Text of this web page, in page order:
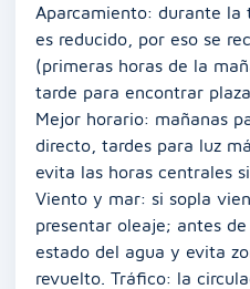
Aparcamiento: durante
es reducido, por eso se
(primeras horas de la
tarde para encontrar
Mejor horario: mañanas
directo, tardes para luz
evita las horas centrales
Viento y mar: si sopla
presentar oleaje; antes
estado del agua y evita
revuelto. Tráfico: la